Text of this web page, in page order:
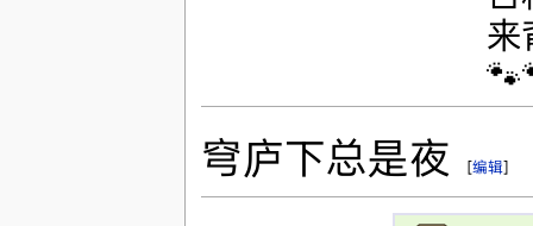
来
穹庐下总是夜 [编辑]